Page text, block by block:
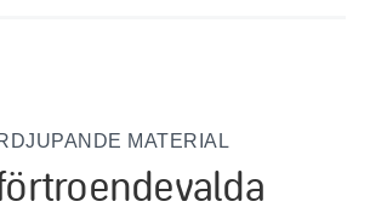
MATERIAL